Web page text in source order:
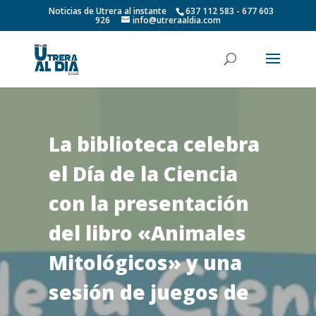
Noticias de Utrera al instante 637 112 583 - 677 603
926 info@utreraaldia.com
La biblioteca celebra
el Día de la Ciencia
con la presentación
del libro «Animales
Mitológicos» y una
sesión de juegos de